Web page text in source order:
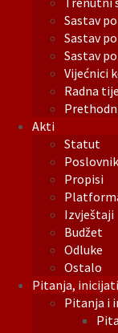
Sastav
Sastav
Sastav
Vijećnici
Radna
Akti
Statut
Propisi
Izvještaji
Budžet
Odluke
Ostalo
Pitanja,
Pitanja i